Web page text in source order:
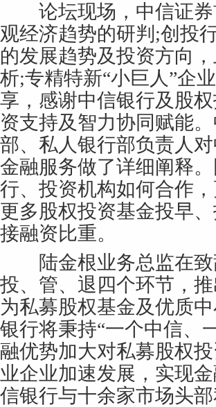
论坛现场，中信证券
观经济趋势的研判;创投
的发展趋势及投资方向
析;专精特新“小巨人”企
享，感谢中信银行及股
资支持及智力协同赋能
部、私人银行部负责人
金融服务做了详细阐释
行、投资机构如何合作
更多股权投资基金投早
接融资比重。
陆金根业务总监在致
投、管、退四个环节，
为私募股权基金及优质
银行将秉持“一个中信、
融优势加大对私募股权
业企业加速发展，实现
信银行与十余家市场头